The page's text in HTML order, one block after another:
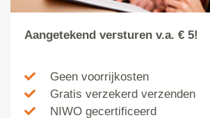
Aangetekend versturen v.a. € 5!
Geen voorrijkosten
Gratis verzekerd verzenden
NIWO gecertificeerd